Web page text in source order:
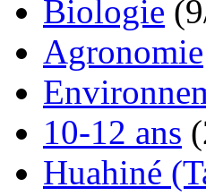
Biologie
Agronomie
10-12 ans
Huahiné